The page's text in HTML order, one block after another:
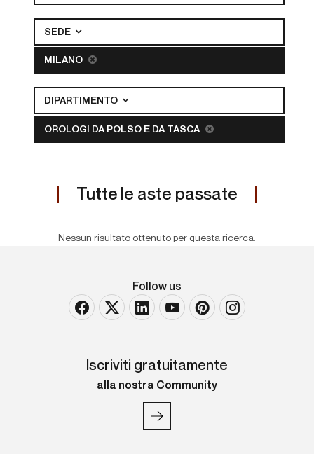
SEDE
MILANO
DIPARTIMENTO
OROLOGI DA POLSO E DA TASCA
Tutte le aste passate
Nessun risultato ottenuto per questa ricerca.
Follow us
Iscriviti gratuitamente
alla nostra Community